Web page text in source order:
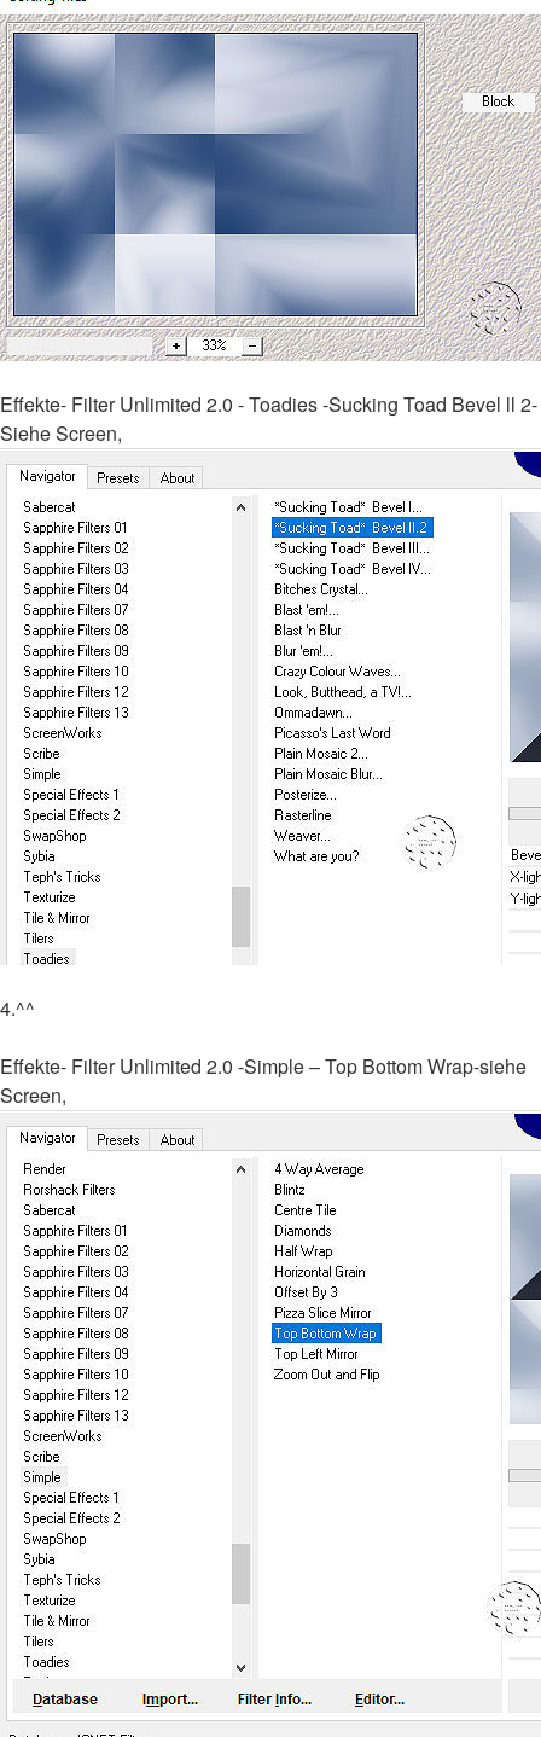
Effekte- Filter Unlimited 2.0 - Toadies -Sucking Toad Bevel ll 2-
Siehe Screen,
4.^^
Effekte- Filter Unlimited 2.0 -Simple – Top Bottom Wrap-siehe
Screen,